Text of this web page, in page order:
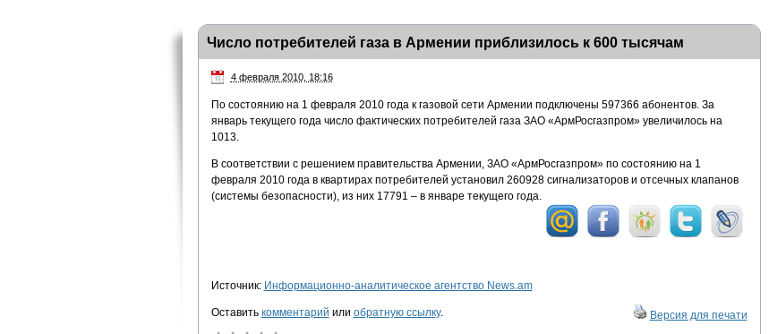
Число потребителей газа в Армении приблизилось к 600 тысячам
4 февраля 2010, 18:16
По состоянию на 1 февраля 2010 года к газовой сети Армении подключены 597366 абонентов. За
январь текущего года число фактических потребителей газа ЗАО «АрмРосгазпром» увеличилось на
1013.
В соответствии с решением правительства Армении, ЗАО «АрмРосгазпром» по состоянию на 1
февраля 2010 года в квартирах потребителей установил 260928 сигнализаторов и отсечных клапанов
(системы безопасности), из них 17791 – в январе текущего года.
Источник: Информационно-аналитическое агентство News.am
Оставить комментарий или обратную ссылку. Версия для печати